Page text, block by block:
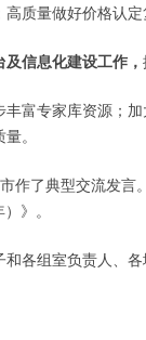
质量做好价格认定
信息化建设工作，
丰富专家库资源；
。
作了典型交流发
》。
各组室负责人、